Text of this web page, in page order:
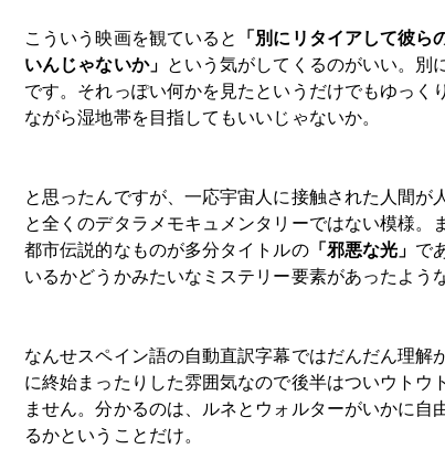
こういう映画を観ていると 「別にリタイアして彼
いんじゃないか」 という気がしてくるのがいい。別
です。それっぽい何かを見たというだけでもゆっく
ながら湿地帯を目指してもいいじゃないか。
と思ったんですが、一応宇宙人に接触された人間が
と全くのデタラメモキュメンタリーではない模様。
都市伝説的なものが多分タイトルの「邪悪な光」 で
いるかどうかみたいなミステリー要素があったよう
なんせスペイン語の自動直訳字幕ではだんだん理解
に終始まったりした雰囲気なので後半はついウトウ
ません。分かるのは、ルネとウォルターがいかに自
るかということだけ。